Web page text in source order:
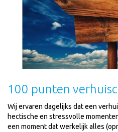
100 punten
Wij ervaren dagelijks dat een
hectische en stressvolle
een moment dat werkelijk alles